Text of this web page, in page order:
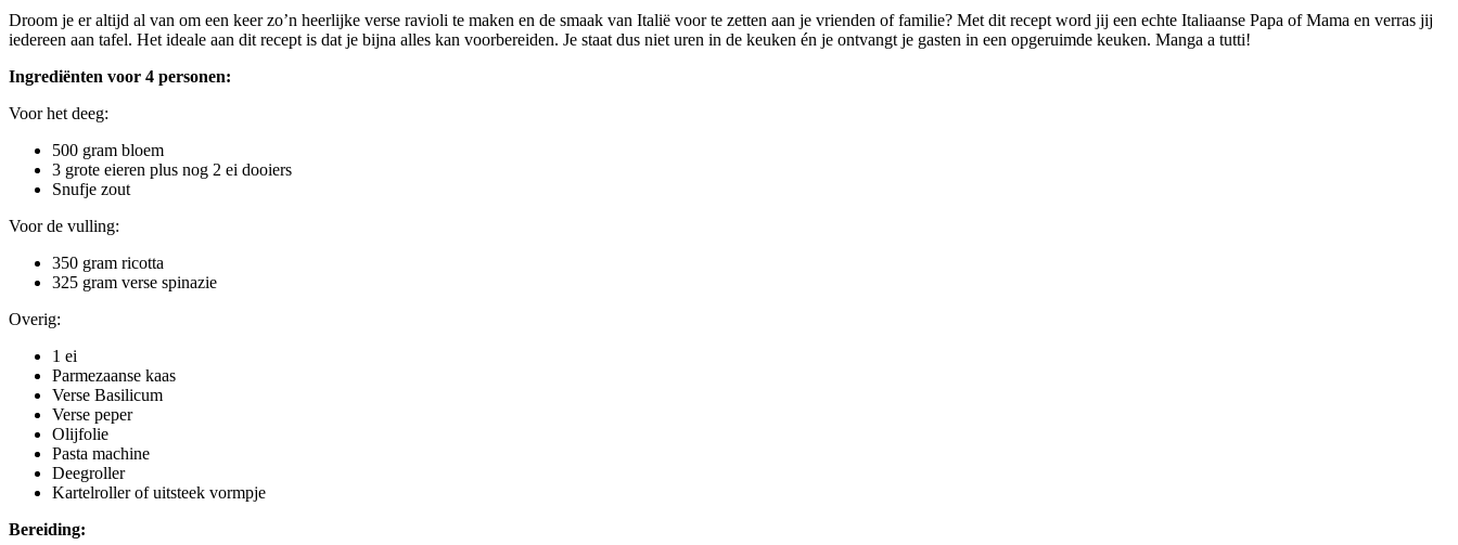
Droom je er altijd al van om een keer zo’n heerlijke verse ravioli te maken en de smaak van Italië voor te zetten aan je vrienden of familie? Met dit recept word jij een echte Italiaanse Papa of Mama en verras jij
iedereen aan tafel. Het ideale aan dit recept is dat je bijna alles kan voorbereiden. Je staat dus niet uren in de keuken én je ontvangt je gasten in een opgeruimde keuken. Manga a tutti!
Ingrediënten voor 4 personen:
Voor het deeg:
500 gram bloem
3 grote eieren plus nog 2 ei dooiers
Snufje zout
Voor de vulling:
350 gram ricotta
325 gram verse spinazie
Overig:
1 ei
Parmezaanse kaas
Verse Basilicum
Verse peper
Olijfolie
Pasta machine
Deegroller
Kartelroller of uitsteek vormpje
Bereiding: